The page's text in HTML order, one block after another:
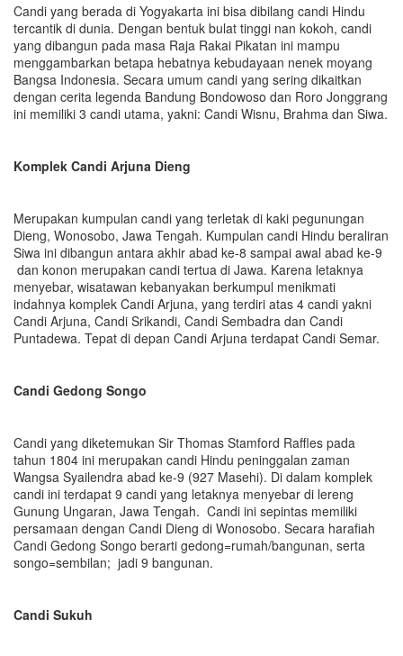
Candi yang berada di Yogyakarta ini bisa dibilang candi Hindu
tercantik di dunia. Dengan bentuk bulat tinggi nan kokoh, candi
yang dibangun pada masa Raja Rakai Pikatan ini mampu
menggambarkan betapa hebatnya kebudayaan nenek moyang
Bangsa Indonesia. Secara umum candi yang sering dikaitkan
dengan cerita legenda Bandung Bondowoso dan Roro Jonggrang
ini memiliki 3 candi utama, yakni: Candi Wisnu, Brahma dan Siwa.
Komplek Candi Arjuna Dieng
Merupakan kumpulan candi yang terletak di kaki pegunungan
Dieng, Wonosobo, Jawa Tengah. Kumpulan candi Hindu beraliran
Siwa ini dibangun antara akhir abad ke-8 sampai awal abad ke-9
dan konon merupakan candi tertua di Jawa. Karena letaknya
menyebar, wisatawan kebanyakan berkumpul menikmati
indahnya komplek Candi Arjuna, yang terdiri atas 4 candi yakni
Candi Arjuna, Candi Srikandi, Candi Sembadra dan Candi
Puntadewa. Tepat di depan Candi Arjuna terdapat Candi Semar.
Candi Gedong Songo
Candi yang diketemukan Sir Thomas Stamford Raffles pada
tahun 1804 ini merupakan candi Hindu peninggalan zaman
Wangsa Syailendra abad ke-9 (927 Masehi). Di dalam komplek
candi ini terdapat 9 candi yang letaknya menyebar di lereng
Gunung Ungaran, Jawa Tengah. Candi ini sepintas memiliki
persamaan dengan Candi Dieng di Wonosobo. Secara harafiah
Candi Gedong Songo berarti gedong=rumah/bangunan, serta
songo=sembilan; jadi 9 bangunan.
Candi Sukuh